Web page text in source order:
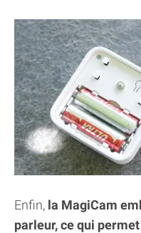
Enfin, la MagiCam
parleur, ce qui